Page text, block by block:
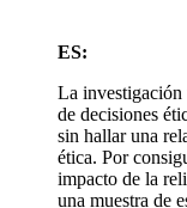
ES:
La investigación
de decisiones
sin hallar una
ética. Por
impacto de la
una muestra de